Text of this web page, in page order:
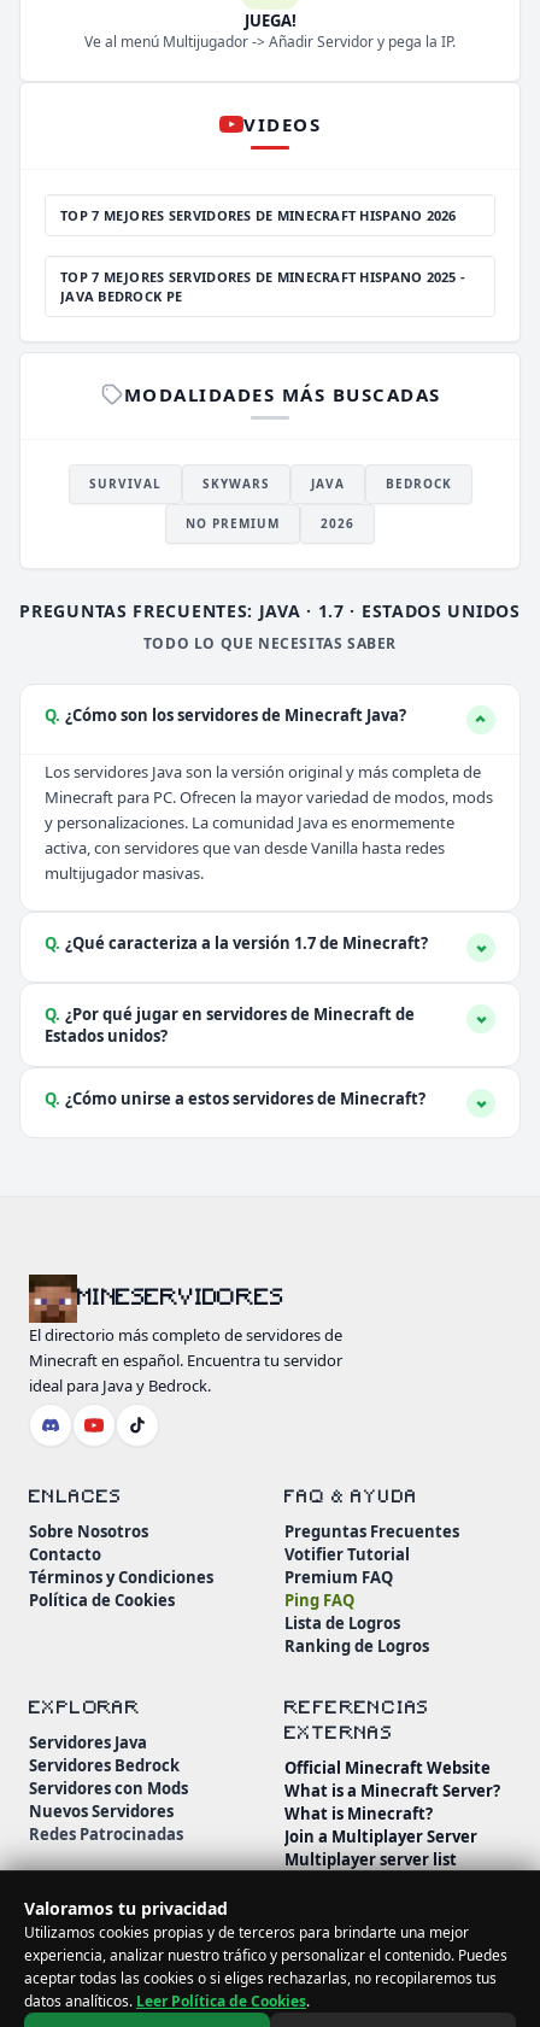
Valoramos tu privacidad
Utilizamos cookies propias y de terceros para brindarte una mejor
experiencia, analizar nuestro tráfico y personalizar el contenido. Puedes
aceptar todas las cookies o si eliges rechazarlas, no recopilaremos tus
datos analíticos. Leer Política de Cookies.
JUEGA!
Ve al menú Multijugador -> Añadir Servidor y pega la IP.
VIDEOS
TOP 7 MEJORES SERVIDORES DE MINECRAFT HISPANO 2026
TOP 7 MEJORES SERVIDORES DE MINECRAFT HISPANO 2025 -
JAVA BEDROCK PE
MODALIDADES MÁS BUSCADAS
SURVIVAL SKYWARS JAVA BEDROCK
NO PREMIUM 2026
PREGUNTAS FRECUENTES: JAVA · 1.7 · ESTADOS UNIDOS
TODO LO QUE NECESITAS SABER
Q. ¿Cómo son los servidores de Minecraft Java?
Los servidores Java son la versión original y más completa de
Minecraft para PC. Ofrecen la mayor variedad de modos, mods
y personalizaciones. La comunidad Java es enormemente
activa, con servidores que van desde Vanilla hasta redes
multijugador masivas.
Q. ¿Qué caracteriza a la versión 1.7 de Minecraft?
Q. ¿Por qué jugar en servidores de Minecraft de
Estados unidos?
Q. ¿Cómo unirse a estos servidores de Minecraft?
MINESERVIDORES
El directorio más completo de servidores de
Minecraft en español. Encuentra tu servidor
ideal para Java y Bedrock.
ENLACES
Sobre Nosotros
Contacto
Términos y Condiciones
Política de Cookies
FAQ & AYUDA
Preguntas Frecuentes
Votifier Tutorial
Premium FAQ
Ping FAQ
Lista de Logros
Ranking de Logros
EXPLORAR
Servidores Java
Servidores Bedrock
Servidores con Mods
Nuevos Servidores
Redes Patrocinadas
REFERENCIAS
EXTERNAS
Official Minecraft Website
What is a Minecraft Server?
What is Minecraft?
Join a Multiplayer Server
Multiplayer server list